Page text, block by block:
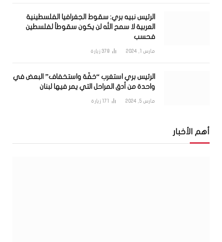
الرئيس نبيه بري: سقوط الجغرافيا الفلسطينية
العربية لا سمح الله لن يكون سقوطاً لفلسطين
فحسب
مارس 1, 2024 378 زيارة
الرئيس بري استغرب “خفّة واستخفاف” البعض في
واحدة من أدق المراحل التي يمر فيها لبنان
مارس 5, 2024 171 زيارة
أهم الأخبار